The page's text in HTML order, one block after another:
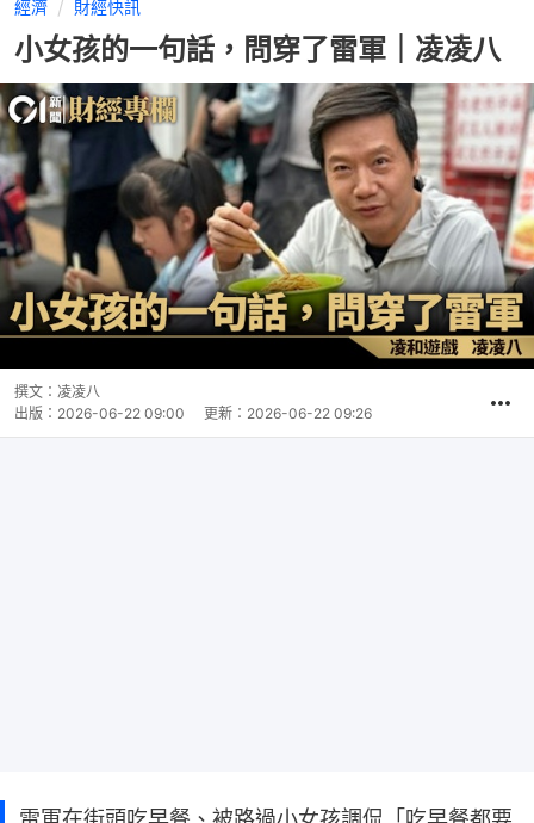
經濟 財經快訊
小女孩的一句話，問穿了雷軍｜凌凌八
撰文： 凌凌八
出版： 2026-06-22 09:00 更新： 2026-06-22 09:26